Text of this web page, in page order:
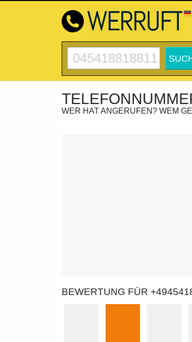
WER HAT ANGERUFEN? WEM
BEWERTUNG FÜR